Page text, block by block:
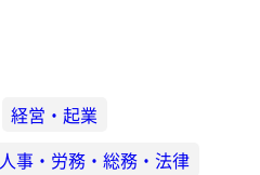
経営・起業
人事・労務・総務・法律